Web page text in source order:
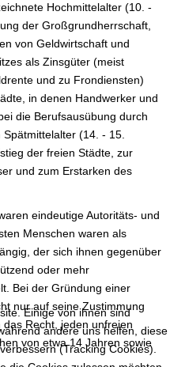
Hochmittelalter (10. -
der Großgrundherrschaft,
von Geldwirtschaft und
als Zinsgüter (meist
und zu Frondiensten)
in denen Handwerker und
die Berufsausübung durch
(14. - 15.
der freien Städte, zur
und zum Erstarken des
eindeutige Autoritäts- und
Menschen waren als
der sich ihnen gegenüber
oder mehr
Bei der Gründung einer
nur auf seine Zustimmung
Recht, jeden unfreien
von etwa 14 Jahren sowie
Einige von ihnen sind
andere uns helfen, diese
(Tracking Cookies).